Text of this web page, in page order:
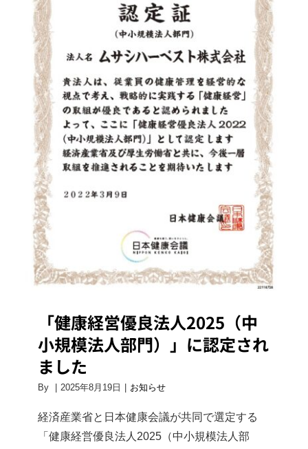
業
型
制
度
導
入
の
お
知
ら
「健康経営優良法人2025（中小規模
法人部門）」に認定されました
「健康経営優良法人2025（中
小規模法人部門）」に認定され
ました
By 2025年8月19日 お知らせ
経済産業省と日本健康会議が共同で選定する
「健康経営優良法人2025（中小規模法人部